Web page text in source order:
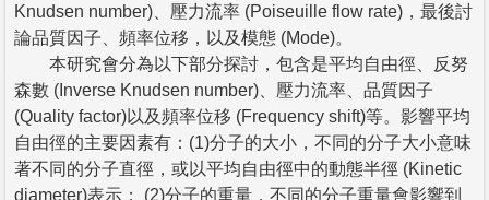
Knudsen number)、壓力流率 (Poiseuille flow rate)，最後討
論品質因子、頻率位移，以及模態 (Mode)。
本研究會分為以下部分探討，包含是平均自由徑、反努
森數 (Inverse Knudsen number)、壓力流率、品質因子
(Quality factor)以及頻率位移 (Frequency shift)等。影響平均
自由徑的主要因素有：(1)分子的大小，不同的分子大小意味
著不同的分子直徑，或以平均自由徑中的動態半徑 (Kinetic
diameter)表示； (2)分子的重量，不同的分子重量會影響到